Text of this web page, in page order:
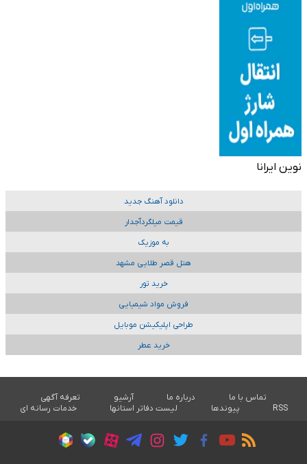
نوین ایرانا
دانلود آهنگ جدید
قیمت میلگردآجدار
به موزیک
هتل قصر طلایی مشهد
خرید تور
فروش مواد شیمیایی
طراحی اپلیکیشن موبایل
خرید عطر
تماس با ما درباره ما آرشیو
تعرفه آگهی
RSS
پیوندها لیست دفاتر استانها خدمات رسانه ای